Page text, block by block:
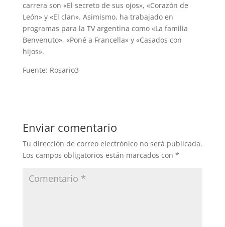
carrera son «El secreto de sus ojos», «Corazón de
León» y «El clan». Asimismo, ha trabajado en
programas para la TV argentina como «La familia
Benvenuto», «Poné a Francella» y «Casados con
hijos».
Fuente: Rosario3
Enviar comentario
Tu dirección de correo electrónico no será publicada.
Los campos obligatorios están marcados con *